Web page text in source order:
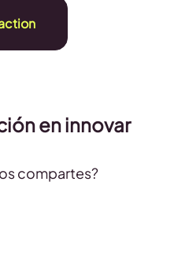
en innovar
compartes?